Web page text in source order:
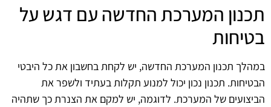
תכנון המערכת החדשה עם דגש על
בטיחות
במהלך תכנון המערכת החדשה, יש לקחת בחשבון את כל היבטי
הבטיחות. תכנון נכון יכול למנוע תקלות בעתיד ולשפר את
הביצועים של המערכת. לדוגמה, יש למקם את הצנרת כך שתהיה